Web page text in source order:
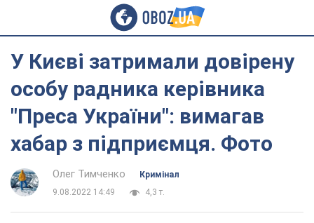
У Києві затримали довірену
особу радника керівника
"Преса України": вимагав
хабар з підприємця. Фото
Олег Тимченко
Кримінал
9.08.2022 14:49
4,3 т.